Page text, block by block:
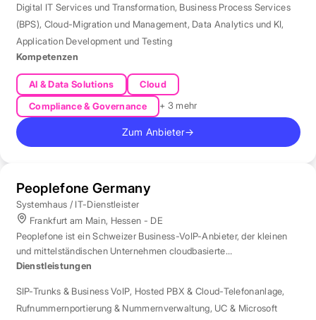
Digital IT Services und Transformation, Business Process Services
(BPS), Cloud-Migration und Management, Data Analytics und KI,
Application Development und Testing
Kompetenzen
AI & Data Solutions
Cloud
Compliance & Governance
+ 3 mehr
Zum Anbieter→
Peoplefone Germany
Systemhaus / IT-Dienstleister
Frankfurt am Main, Hessen - DE
Peoplefone ist ein Schweizer Business-VoIP-Anbieter, der kleinen
und mittelständischen Unternehmen cloudbasierte
Telefonielösungen bietet.
Dienstleistungen
SIP-Trunks & Business VoIP, Hosted PBX & Cloud-Telefonanlage,
Rufnummernportierung & Nummernverwaltung, UC & Microsoft